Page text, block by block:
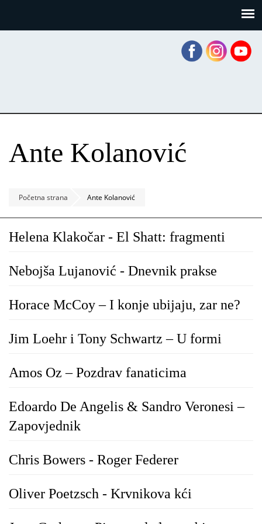
Ante Kolanović
Početna strana Ante Kolanović
Helena Klakočar - El Shatt: fragmenti
Nebojša Lujanović - Dnevnik prakse
Horace McCoy – I konje ubijaju, zar ne?
Jim Loehr i Tony Schwartz – U formi
Amos Oz – Pozdrav fanaticima
Edoardo De Angelis & Sandro Veronesi –
Zapovjednik
Chris Bowers - Roger Federer
Oliver Poetzsch - Krvnikova kći